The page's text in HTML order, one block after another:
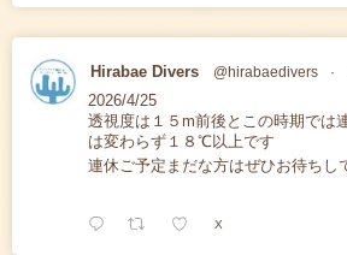
Hirabae Divers @hirabaedivers ·
2026/4/25
透視度は１５m前後とこの時期では
は変わらず１８℃以上です
連休ご予定まだな方はぜひお待ちし
X